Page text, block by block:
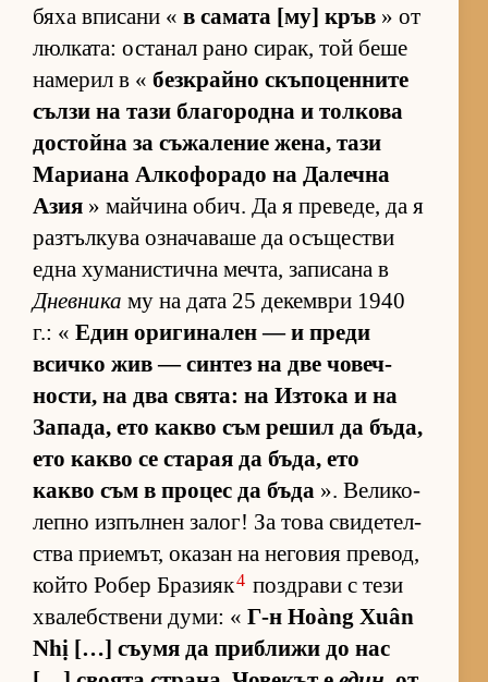
бяха впи­сани « в са­мата [му] кръв » от
люл­ка­та: ос­та­нал рано си­рак, той беше
на­ме­рил в « без­к­райно скъ­по­цен­ните
сълзи на тази бла­го­родна и тол­кова
дос­тойна за съ­жа­ле­ние же­на, тази
Ма­ри­ана Ал­ко­фо­радо на Да­лечна
Азия » май­чина обич. Да я пре­ве­де, да я
раз­тъл­кува оз­на­ча­ваше да осъ­щес­тви
една ху­ма­нис­тична меч­та, за­пи­сана в
Дневника му на дата 25 де­кем­ври 1940
г.: « Един ори­ги­на­лен — и преди
всичко жив — син­тез на две чо­веч­
нос­ти, на два свя­та: на Из­тока и на
За­па­да, ето какво съм ре­шил да бъ­да,
ето какво се ста­рая да бъ­да, ето
какво съм в про­цес да бъда ». Ве­ли­ко­
лепно из­пъл­нен за­лог! За това сви­де­тел­
с­тва при­е­мът, ока­зан на не­го­вия пре­вод,
който Ро­бер Бра­зияк4 поз­д­рави с тези
хва­леб­с­т­вени ду­ми: « Г-н Hoàng Xuân
Nhị […] съ­умя да приб­лижи до нас